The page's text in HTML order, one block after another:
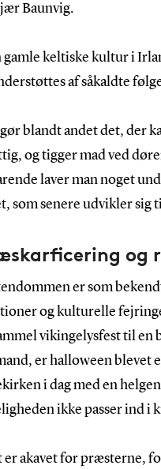
Baunvig.
gamle keltiske kultur i
af såkaldte
blandt andet det, der
og tigger mad ved
laver man noget
som senere udvikler sig
og
er som
og kulturelle
vikingelysfest til en
er halloween blevet
i dag med en
ikke passer ind i
er akavet for præsterne,